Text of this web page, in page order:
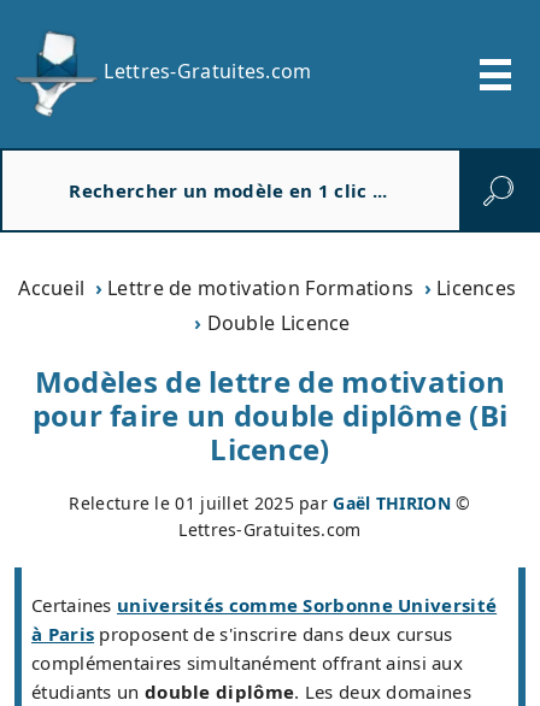
Lettres-Gratuites.com
Accueil Lettre de motivation Formations
Licences
Double Licence
Modèles de lettre de motivation
pour faire un double diplôme (Bi
Licence)
Relecture le01 juillet 2025parGaël THIRION©
Lettres-Gratuites.com
Certaines universités comme Sorbonne Université
à Paris proposent de s'inscrire dans deux cursus
complémentaires simultanément offrant ainsi aux
étudiants un double diplôme. Les deux domaines